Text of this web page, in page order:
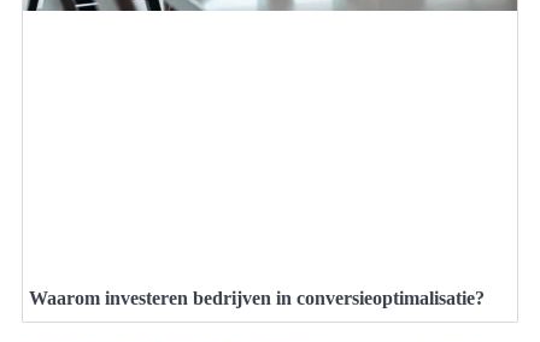
Waarom investeren bedrijven in conversieoptimalisatie?